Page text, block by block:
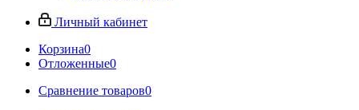
Личный кабинет
Корзина0
Отложенные0
Сравнение товаров0